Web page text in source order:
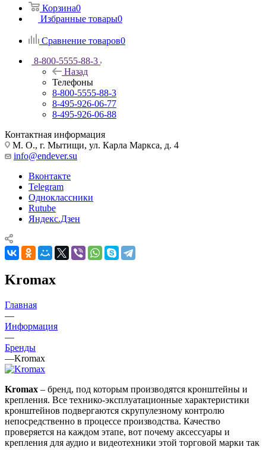
Корзина0
Избранные товары0
Сравнение товаров0
8-800-5555-88-3
Назад
Телефоны
8-800-5555-88-3
8-495-926-06-77
8-495-926-06-88
Контактная информация
М. О., г. Мытищи, ул. Карла Маркса, д. 4
info@endever.su
Вконтакте
Telegram
Одноклассники
Rutube
Яндекс.Дзен
Kromax
Главная
—
Информация
—
Бренды
—Kromax
Kromax – бренд, под которым производятся кронштейны и
крепления. Все технико-эксплуатационные характеристики
кронштейнов подвергаются скрупулезному контролю
непосредственно в процессе производства. Качество
проверяется на каждом этапе, вот почему аксессуары и
крепления для аудио и видеотехники этой торговой марки так